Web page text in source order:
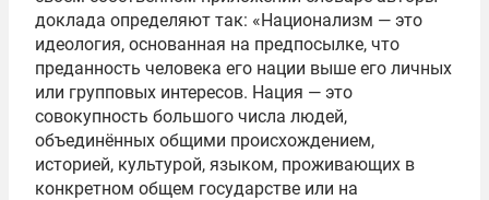
доклада определяют так: «Национализм — это
идеология, основанная на предпосылке, что
преданность человека его нации выше его личных
или групповых интересов. Нация — это
совокупность большого числа людей,
объединённых общими происхождением,
историей, культурой, языком, проживающих в
конкретном общем государстве или на